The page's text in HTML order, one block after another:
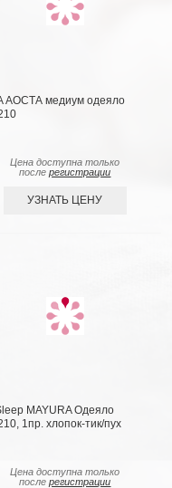
АОСТА медиум одеяло
Цена доступна только
послерегистрации
УЗНАТЬ ЦЕНУ
MAYURA Одеяло
1пр. хлопок-тик/пух
Цена доступна только
послерегистрации